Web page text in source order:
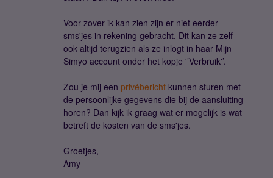
Voor zover ik kan zien zijn er niet eerder
sms'jes in rekening gebracht. Dit kan ze zelf
ook altijd terugzien als ze inlogt in haar Mijn
Simyo account onder het kopje '’Verbruik'’.
Zou je mij een privébericht kunnen sturen met
de persoonlijke gegevens die bij de aansluiting
horen? Dan kijk ik graag wat er mogelijk is wat
betreft de kosten van de sms'jes.
Groetjes,
Amy